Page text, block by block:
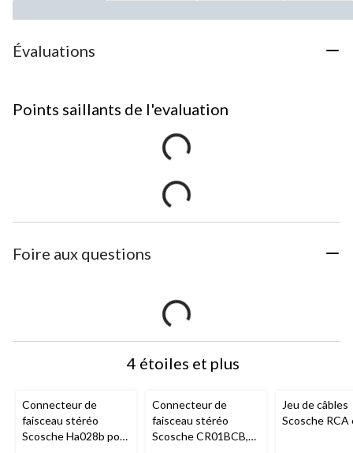
Évaluations
Points saillants de l'evaluation
Foire aux questions
4 étoiles et plus
Connecteur de
faisceau stéréo
Scosche Ha028b pour
Connecteur de
faisceau stéréo
Scosche CR01BCB,
Jeu de câbles
Scosche RCA